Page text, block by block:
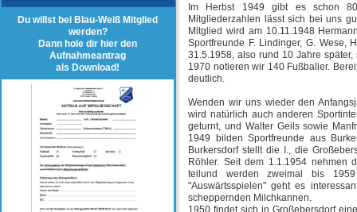
Du willst bei Blau-Weiß Mitglied
werden?
Dann hole dir hier den
Aufnahmeantrag
als Download!
Im Herbst 1949 gibt es schon
Mitgliederzahlen lässt sich bei uns
Mitglied wird am 10.11.1948
Sportfreunde F. Lindinger, G. Wese,
31.5.1958, also rund 10 Jahre
1970 notieren wir 140 Fußballer.
deutlich.
Wenden wir uns wieder den
wird natürlich auch anderen
geturnt, und Walter Geils sowie
1949 bilden Sportfreunde aus
Burkersdorf stellt die I., die
Röhler. Seit dem 1.1.1954 nehmen
teilund werden zweimal bis 1959
"Auswärtsspielen" geht es
scheppernden Milchkannen.
1950 findet sich in Großebersdorf